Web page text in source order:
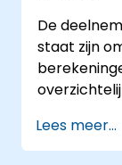
event-
voor
De
staat zijn
toepassen
Lees meer...